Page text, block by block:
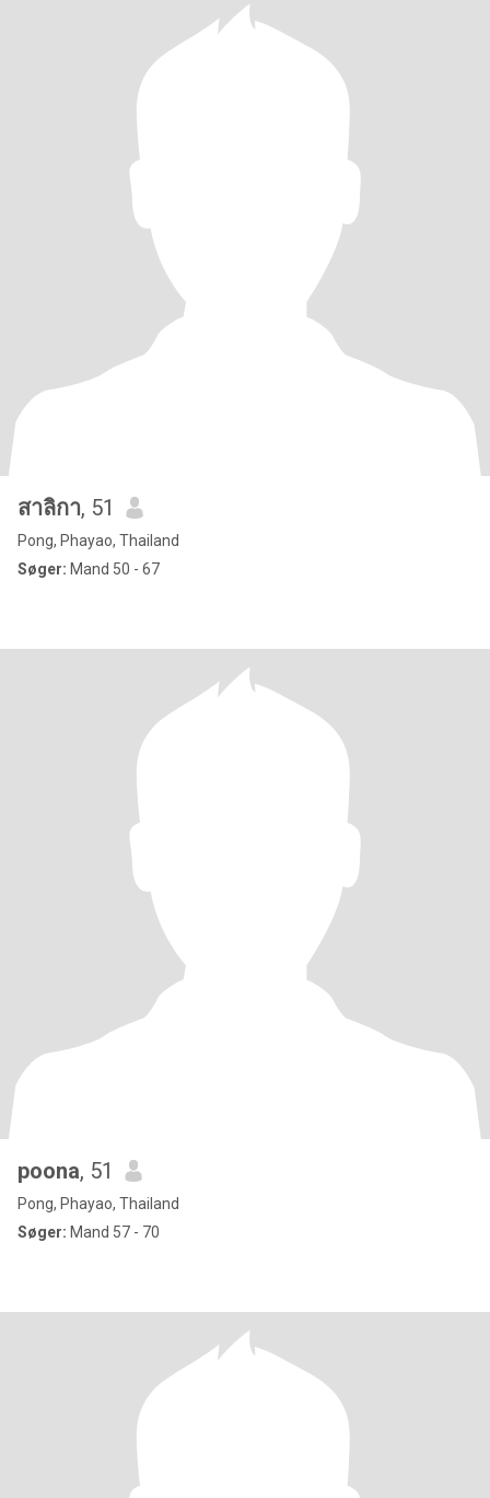
สาลิกา, 51
Pong, Phayao, Thailand
Søger: Mand 50 - 67
poona, 51
Pong, Phayao, Thailand
Søger: Mand 57 - 70